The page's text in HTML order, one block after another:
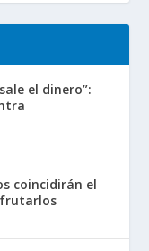
el dinero”:
coincidirán el